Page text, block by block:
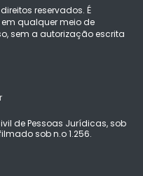
reservados. É
qualquer meio de
sem a autorização escrita
de Pessoas Jurídicas, sob
sob n.o 1.256.